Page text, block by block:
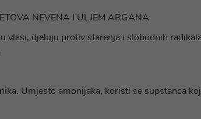
NEVENA I ULJEM ARGANA
vlasi, djeluju protiv starenja i slobodnih
Umjesto amonijaka, koristi se supstanca